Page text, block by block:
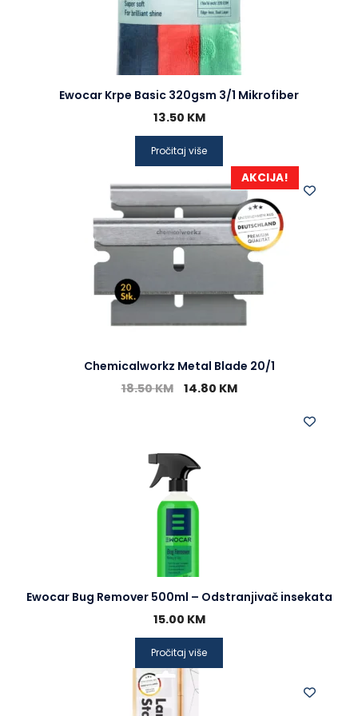
Ewocar Krpe Basic 320gsm 3/1 Mikrofiber
13.50 KM
Pročitaj više
AKCIJA!
Chemicalworkz Metal Blade 20/1
18.50KM 14.80 KM
Ewocar Bug Remover 500ml – Odstranjivač insekata
15.00 KM
Pročitaj više